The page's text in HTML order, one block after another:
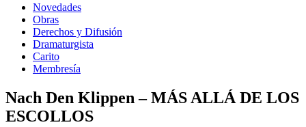
Novedades
Obras
Derechos y Difusión
Dramaturgista
Carito
Membresía
Nach Den Klippen –MÁS ALLÁ DE LOS
ESCOLLOS